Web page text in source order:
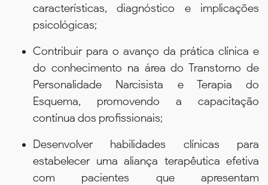
características, diagnóstico e implicações
psicológicas;
Contribuir para o avanço da prática clínica e
do conhecimento na área do Transtorno de
Personalidade Narcisista e Terapia do
Esquema, promovendo a capacitação
contínua dos profissionais;
Desenvolver habilidades clínicas para
estabelecer uma aliança terapêutica efetiva
com pacientes que apresentam